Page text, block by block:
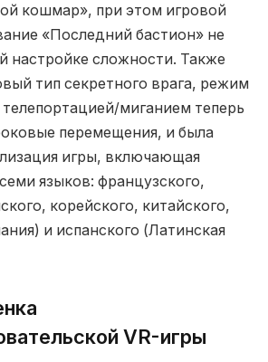
кошмар», при этом игровой
«Последний бастион» не
настройке сложности. Также
тип секретного врага, режим
миганием теперь
перемещения, и была
игры, включающая
языков: французского,
корейского, китайского,
и испанского (Латинская
VR-игры